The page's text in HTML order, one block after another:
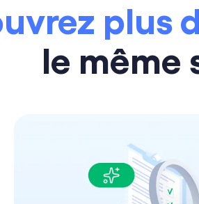
plus
le même